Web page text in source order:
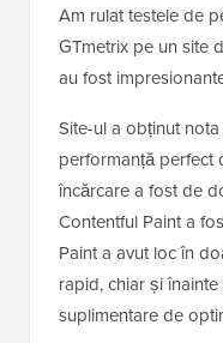
Am rulat testele de
GTmetrix pe un site
au fost
Site-ul a obținut
performanță perfect
încărcare a fost de
Contentful Paint a
Paint a avut loc în
rapid, chiar și
suplimentare de